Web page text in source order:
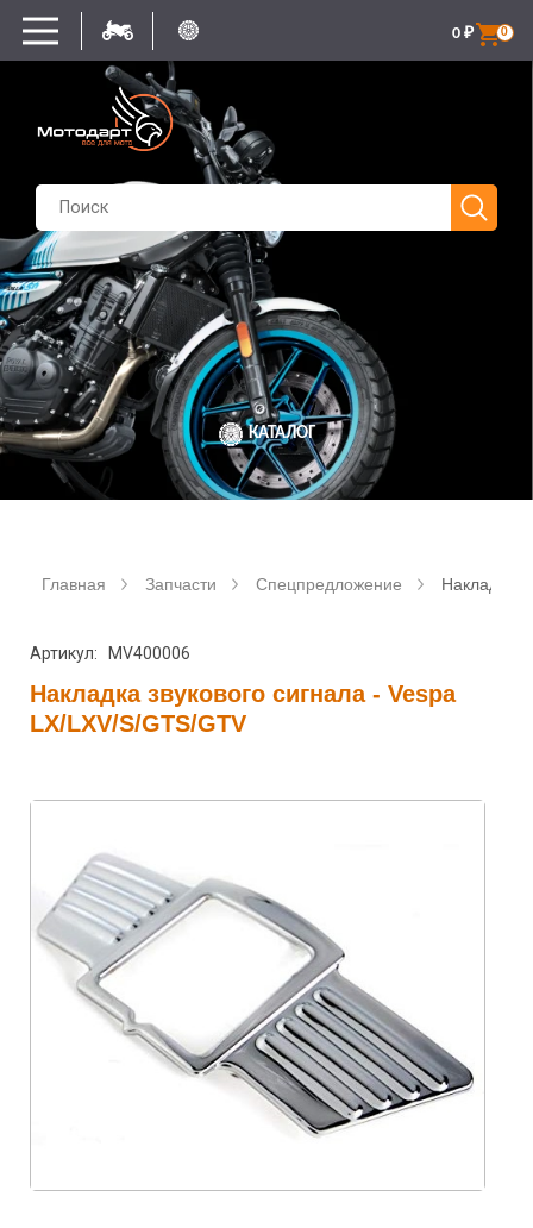
0
0 ₽
КАТАЛОГ
Главная Запчасти Спецпредложение Накладка
Артикул: MV400006
Накладка звукового сигнала - Vespa
LX/LXV/S/GTS/GTV